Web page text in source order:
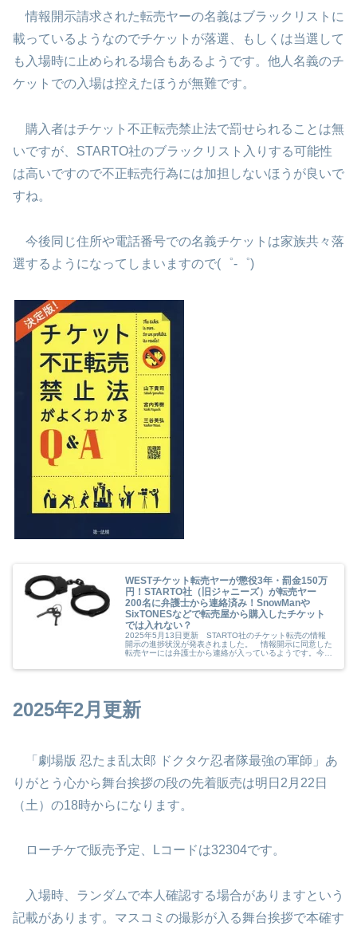
情報開示請求された転売ヤーの名義はブラックリストに
載っているようなのでチケットが落選、もしくは当選して
も入場時に止められる場合もあるようです。他人名義のチ
ケットでの入場は控えたほうが無難です。
購入者はチケット不正転売禁止法で罰せられることは無
いですが、STARTO社のブラックリスト入りする可能性
は高いですので不正転売行為には加担しないほうが良いで
すね。
今後同じ住所や電話番号での名義チケットは家族共々落
選するようになってしまいますので(゜-゜)
WESTチケット転売ヤーが懲役3年・罰金150万
円！STARTO社（旧ジャニーズ）が転売ヤー
200名に弁護士から連絡済み！SnowManや
SixTONESなどで転売屋から購入したチケット
では入れない？
2025年5月13日更新 STARTO社のチケット転売の情報
開示の進捗状況が発表されました。 情報開示に同意した
転売ヤーには弁護士から連絡が入っているようです。今の
す。 私の知り合いにもメー...
2025年2月更新
「劇場版 忍たま乱太郎 ドクタケ忍者隊最強の軍師」あ
りがとう心から舞台挨拶の段の先着販売は明日2月22日
（土）の18時からになります。
ローチケで販売予定、Lコードは32304です。
入場時、ランダムで本人確認する場合がありますという
記載があります。マスコミの撮影が入る舞台挨拶で本確す